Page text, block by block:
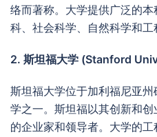
络而著称。大学提供广泛的
科、社会科学、自然科学和工
2. 斯坦福大学 (Stanford
斯坦福大学位于加利福尼亚
学之一。斯坦福以其创新和
的企业家和领导者。大学的